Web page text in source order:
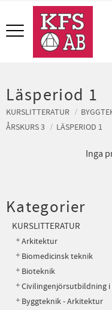
Meny
Läsperiod 1
KURSLITTERATUR
ÅRSKURS 3
LÄSPERIOD 1
Inga
Kategorier
KURSLITTERATUR
Arkitektur
Biomedicinsk teknik
Bioteknik
Civilingenjörsutbildning
Byggteknik - Arkitektur